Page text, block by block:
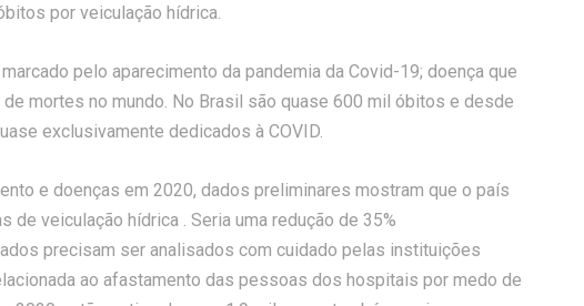
por veiculação hídrica.
pelo aparecimento da pandemia da Covid-19; doença que
mortes no mundo. No Brasil são quase 600 mil óbitos e desde
exclusivamente dedicados à COVID.
e doenças em 2020, dados preliminares mostram que o país
de veiculação hídrica . Seria uma redução de 35%
precisam ser analisados com cuidado pelas instituições
ao afastamento das pessoas dos hospitais por medo de